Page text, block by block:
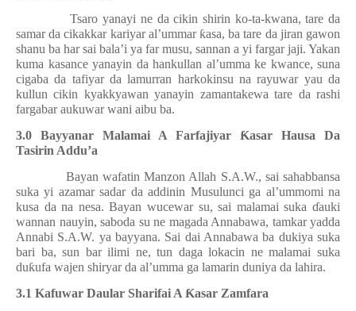
Tsaro yanayi ne da cikin shirin ko-ta-kwana, tare da
samar da cikakkar kariyar al’ummar ƙasa, ba tare da jiran gawon
shanu ba har sai bala’i ya far musu, sannan a yi fargar jaji. Yakan
kuma kasance yanayin da hankullan al’umma ke kwance, suna
cigaba da tafiyar da lamurran harkokinsu na rayuwar yau da
kullun cikin kyakkyawan yanayin zamantakewa tare da rashi
fargabar aukuwar wani aibu ba.
3.0 Bayyanar Malamai A Farfajiyar Ƙasar Hausa Da
Tasirin Addu’a
Bayan wafatin Manzon Allah S.A.W., sai sahabbansa
suka yi azamar sadar da addinin Musulunci ga al’ummomi na
kusa da na nesa. Bayan wucewar su, sai malamai suka ɗauki
wannan nauyin, saboda su ne magada Annabawa, tamkar yadda
Annabi S.A.W. ya bayyana. Sai dai Annabawa ba dukiya suka
bari ba, sun bar ilimi ne, tun daga lokacin ne malamai suka
duƙufa wajen shiryar da al’umma ga lamarin duniya da lahira.
3.1 Kafuwar Daular Sharifai A Ƙasar Zamfara